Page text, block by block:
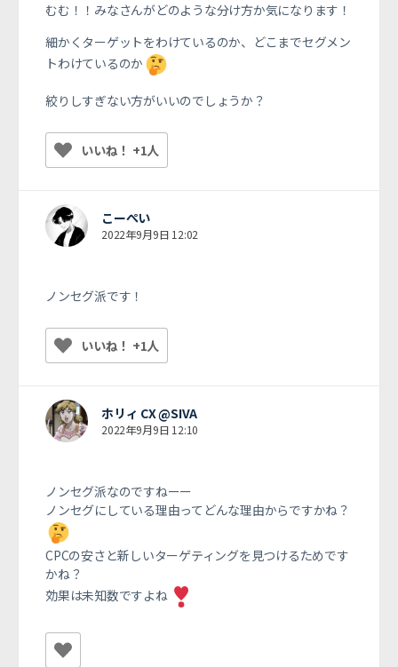
むむ！！みなさんがどのような分け方か気になります！
細かくターゲットをわけているのか、どこまでセグメン
トわけているのか
絞りしすぎない方がいいのでしょうか？
いいね！ +1人
こーぺい
2022年9月9日 12:02
ノンセグ派です！
いいね！ +1人
ホリィ CX @SIVA
2022年9月9日 12:10
ノンセグ派なのですねーー
ノンセグにしている理由ってどんな理由からですかね？
CPCの安さと新しいターゲティングを見つけるためです
かね？
効果は未知数ですよね